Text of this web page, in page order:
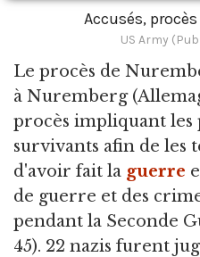
Accusés,
US Army
Le procès de
à Nuremberg
procès impliquant les
survivants afin de les
d'avoir fait la guerre
de guerre et des
pendant la Seconde
45). 22 nazis furent